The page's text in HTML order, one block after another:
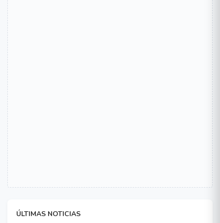
ÚLTIMAS NOTICIAS